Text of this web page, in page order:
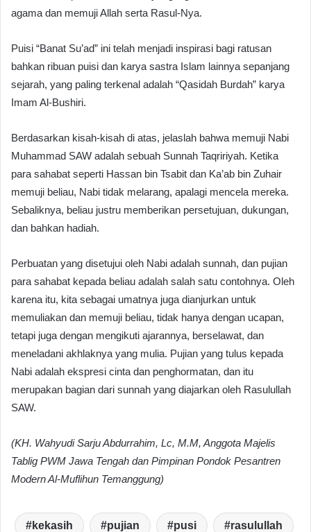
agama dan memuji Allah serta Rasul-Nya.
Puisi “Banat Su’ad” ini telah menjadi inspirasi bagi ratusan
bahkan ribuan puisi dan karya sastra Islam lainnya sepanjang
sejarah, yang paling terkenal adalah “Qasidah Burdah” karya
Imam Al-Bushiri.
Berdasarkan kisah-kisah di atas, jelaslah bahwa memuji Nabi
Muhammad SAW adalah sebuah Sunnah Taqririyah. Ketika
para sahabat seperti Hassan bin Tsabit dan Ka’ab bin Zuhair
memuji beliau, Nabi tidak melarang, apalagi mencela mereka.
Sebaliknya, beliau justru memberikan persetujuan, dukungan,
dan bahkan hadiah.
Perbuatan yang disetujui oleh Nabi adalah sunnah, dan pujian
para sahabat kepada beliau adalah salah satu contohnya. Oleh
karena itu, kita sebagai umatnya juga dianjurkan untuk
memuliakan dan memuji beliau, tidak hanya dengan ucapan,
tetapi juga dengan mengikuti ajarannya, berselawat, dan
meneladani akhlaknya yang mulia. Pujian yang tulus kepada
Nabi adalah ekspresi cinta dan penghormatan, dan itu
merupakan bagian dari sunnah yang diajarkan oleh Rasulullah
SAW.
(KH. Wahyudi Sarju Abdurrahim, Lc, M.M, Anggota Majelis
Tablig PWM Jawa Tengah dan Pimpinan Pondok Pesantren
Modern Al-Muflihun Temanggung)
kekasih pujian pusi rasulullah